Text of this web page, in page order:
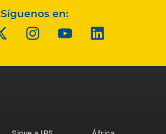
Síguenos en: